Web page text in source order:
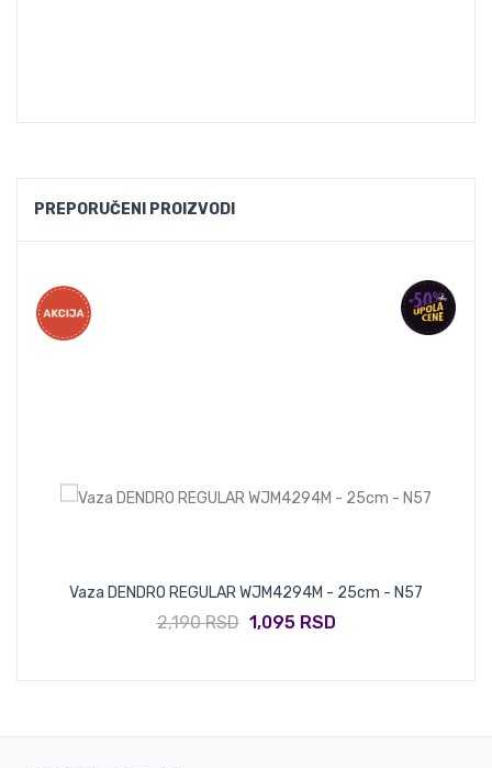
PREPORUČENI PROIZVODI
Vaza DENDRO REGULAR WJM4294M - 25cm - N57
2,190 RSD 1,095 RSD